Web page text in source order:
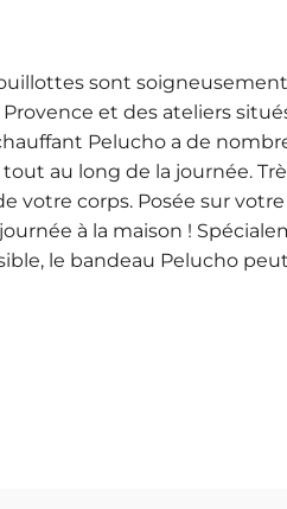
sont
et des ateliers
Pelucho a de
au long de la journée.
corps. Posée sur
à la maison !
le bandeau Pelucho